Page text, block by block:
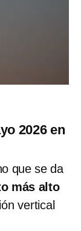
2026 en
que se da
más alto
vertical